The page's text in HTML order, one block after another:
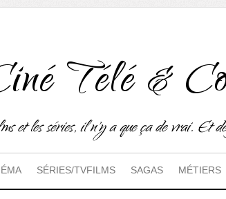
Télé &
et les séries, il n'y a que ça de vrai. Et
SÉRIES/TVFILMS SAGAS MÉTIERS